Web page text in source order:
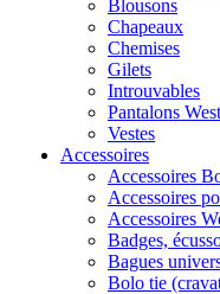
Blousons
Chapeaux
Chemises
Gilets
Introuvables
Pantalons
Vestes
Accessoires
Accessoires
Accessoires
Accessoires
Badges,
Bagues
Bolo tie